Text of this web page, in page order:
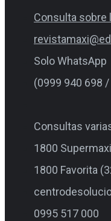
Consulta sobre
Solo WhatsApp
(0999 940 698
Consultas
1800
1800 Favorita
0995 517 000